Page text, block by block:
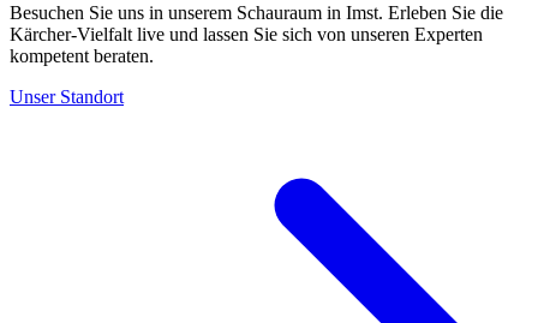
Besuchen Sie uns in unserem Schauraum in Imst. Erleben Sie die
Kärcher-Vielfalt live und lassen Sie sich von unseren Experten
kompetent beraten.
Unser Standort